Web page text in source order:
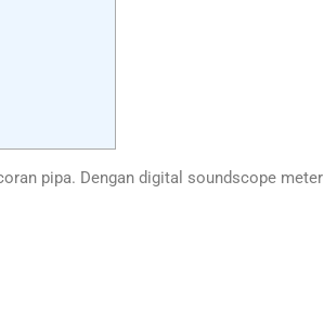
pipa. Dengan digital soundscope meter